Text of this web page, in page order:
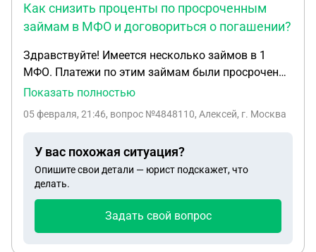
Как снизить проценты по просроченным
займам в МФО и договориться о погашении?
Здравствуйте! Имеется несколько займов в 1
МФО. Платежи по этим займам были просрочены
и на них были начислены проценты. Подскажите,
договориться с МФО? И если это возможно, то
организацией? От платежей сейчас не
отказываюсь и хочу закрыть всю эту историю с
займами.
Показать полностью
05 февраля, 21:46, вопрос №4848110, Алексей, г. Москва
У вас похожая ситуация?
Опишите свои детали — юрист подскажет, что
делать.
Задать свой вопрос